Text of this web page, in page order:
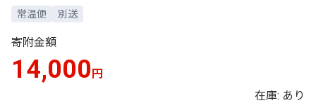
常温便 別送
寄附金額
14,000 円
在庫: あり